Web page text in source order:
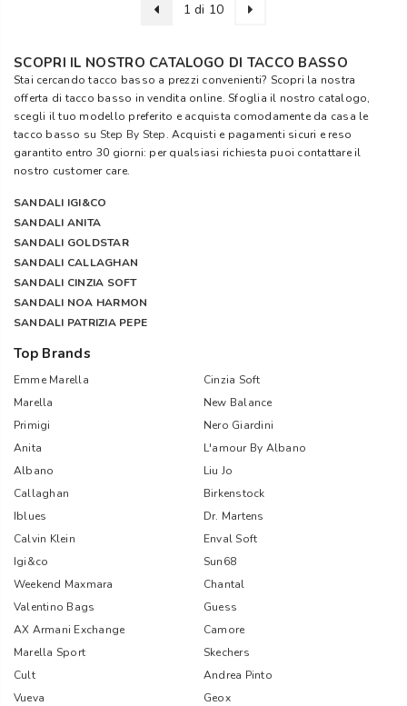
1 di 10
SCOPRI IL NOSTRO CATALOGO DI TACCO BASSO
Stai cercando tacco basso a prezzi convenienti? Scopri la nostra
offerta di tacco basso in vendita online. Sfoglia il nostro catalogo,
scegli il tuo modello preferito e acquista comodamente da casa le
tacco basso su Step By Step. Acquisti e pagamenti sicuri e reso
garantito entro 30 giorni: per qualsiasi richiesta puoi contattare il
nostro customer care.
SANDALI IGI&CO
SANDALI ANITA
SANDALI GOLDSTAR
SANDALI CALLAGHAN
SANDALI CINZIA SOFT
SANDALI NOA HARMON
SANDALI PATRIZIA PEPE
Top Brands
Emme Marella
Cinzia Soft
Marella
New Balance
Primigi
Nero Giardini
Anita
L'amour By Albano
Albano
Liu Jo
Callaghan
Birkenstock
Iblues
Dr. Martens
Calvin Klein
Enval Soft
Igi&co
Sun68
Weekend Maxmara
Chantal
Valentino Bags
Guess
AX Armani Exchange
Camore
Marella Sport
Skechers
Cult
Andrea Pinto
Vueva
Geox